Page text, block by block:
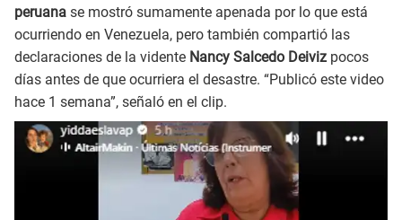
peruana se mostró sumamente apenada por lo que está
ocurriendo en Venezuela, pero también compartió las
declaraciones de la vidente Nancy Salcedo Deiviz pocos
días antes de que ocurriera el desastre. “Publicó este video
hace 1 semana”, señaló en el clip.